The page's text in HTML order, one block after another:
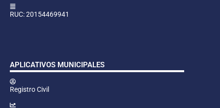
RUC: 20154469941
APLICATIVOS MUNICIPALES
Registro Civil